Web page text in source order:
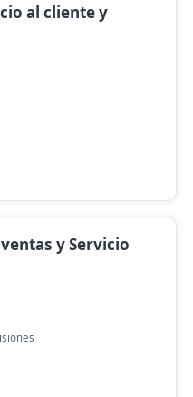
al cliente y
y Servicio